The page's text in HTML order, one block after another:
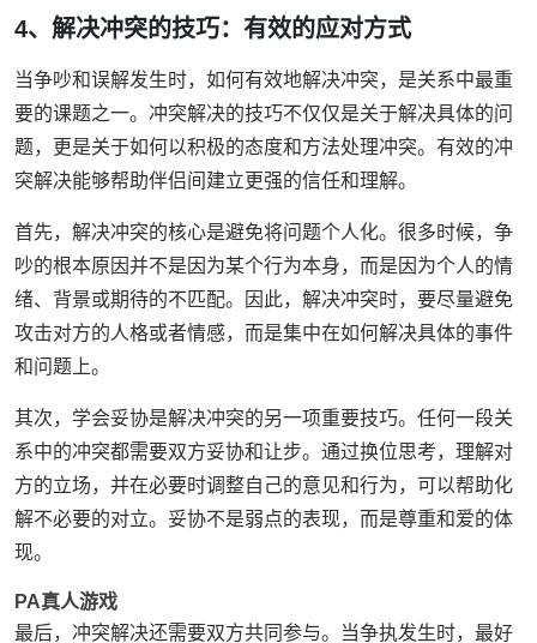
4、解决冲突的技巧：有效的应对方式
当争吵和误解发生时，如何有效地解决冲突，是关系中最重
要的课题之一。冲突解决的技巧不仅仅是关于解决具体的问
题，更是关于如何以积极的态度和方法处理冲突。有效的冲
突解决能够帮助伴侣间建立更强的信任和理解。
首先，解决冲突的核心是避免将问题个人化。很多时候，争
吵的根本原因并不是因为某个行为本身，而是因为个人的情
绪、背景或期待的不匹配。因此，解决冲突时，要尽量避免
攻击对方的人格或者情感，而是集中在如何解决具体的事件
和问题上。
其次，学会妥协是解决冲突的另一项重要技巧。任何一段关
系中的冲突都需要双方妥协和让步。通过换位思考，理解对
方的立场，并在必要时调整自己的意见和行为，可以帮助化
解不必要的对立。妥协不是弱点的表现，而是尊重和爱的体
现。
PA真人游戏
最后，冲突解决还需要双方共同参与。当争执发生时，最好